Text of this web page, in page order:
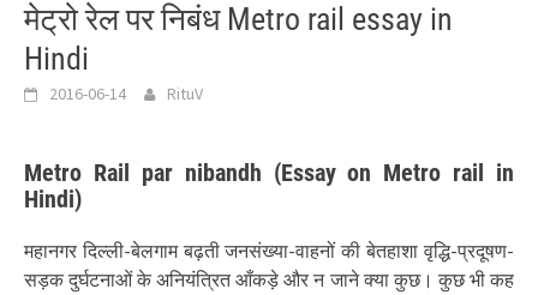
मेट्रो रेल पर निबंध Metro rail essay in
Hindi
2016-06-14 RituV
Metro Rail par nibandh (Essay on Metro rail in
Hindi)
महानगर दिल्ली-बेलगाम बढ़ती जनसंख्या-वाहनों की बेतहाशा वृद्धि-प्रदूषण-
सड़क दुर्घटनाओं के अनियंत्रित आँकड़े और न जाने क्या कुछ। कुछ भी कह